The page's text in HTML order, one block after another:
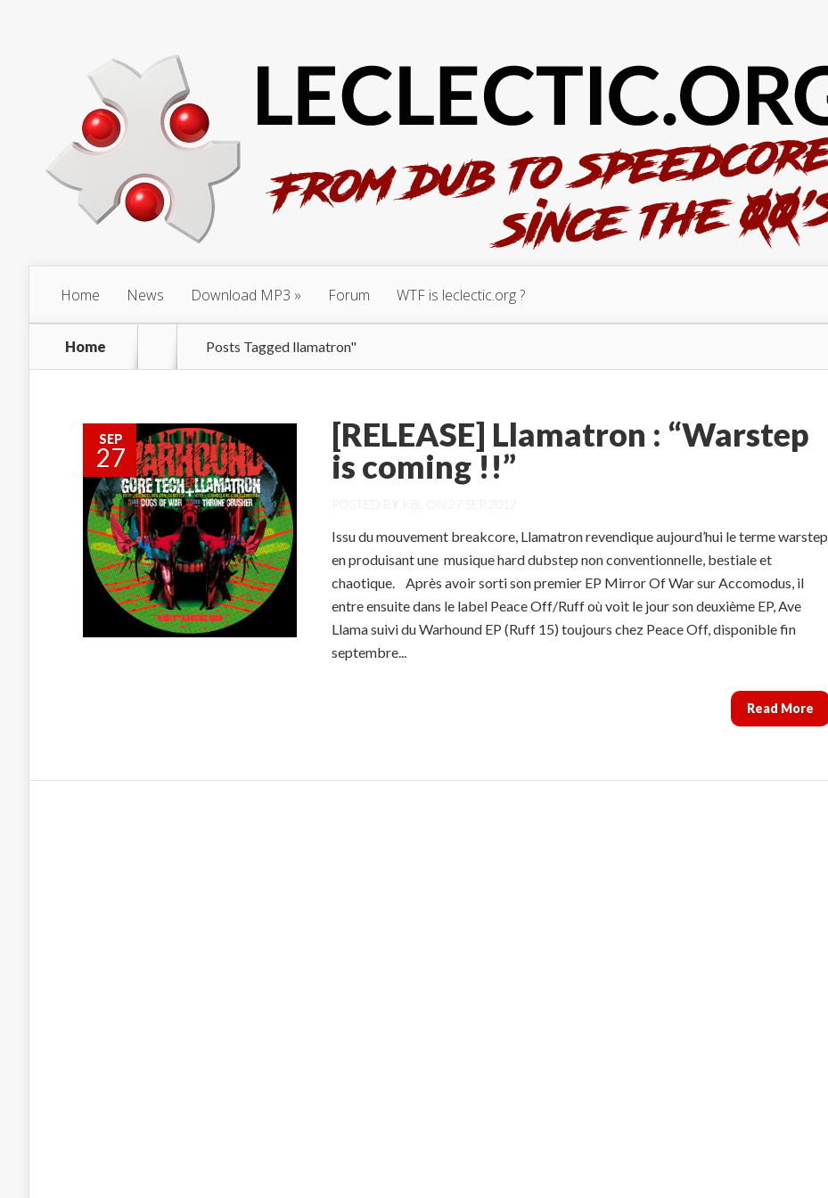
Home News Download MP3 Forum WTF is leclectic.org ?
Home Posts Tagged llamatron"
SEP
27
[RELEASE] Llamatron : “Warstep
is coming !!”
POSTED BY K8L ON 27 SEP 2012
Issu du mouvement breakcore, Llamatron revendique aujourd’hui le terme warstep
en produisant une musique hard dubstep non conventionnelle, bestiale et
chaotique. Après avoir sorti son premier EP Mirror Of War sur Accomodus, il
entre ensuite dans le label Peace Off/Ruff où voit le jour son deuxième EP, Ave
Llama suivi du Warhound EP (Ruff 15) toujours chez Peace Off, disponible fin
septembre...
Read More